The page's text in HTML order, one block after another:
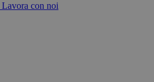
Lavora con noi